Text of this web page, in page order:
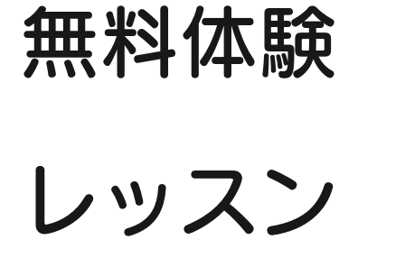
無料体験
レッスン